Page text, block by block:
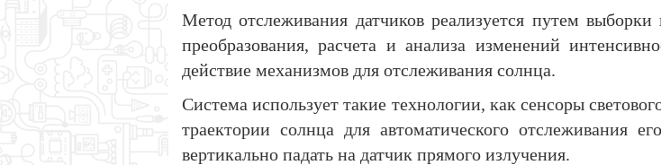
Метод отслеживания датчиков реализуется путем
преобразования, расчета и анализа изменений
действие механизмов для отслеживания солнца.
Система использует такие технологии, как сенсоры
траектории солнца для автоматического отслеживания
вертикально падать на датчик прямого излучения.